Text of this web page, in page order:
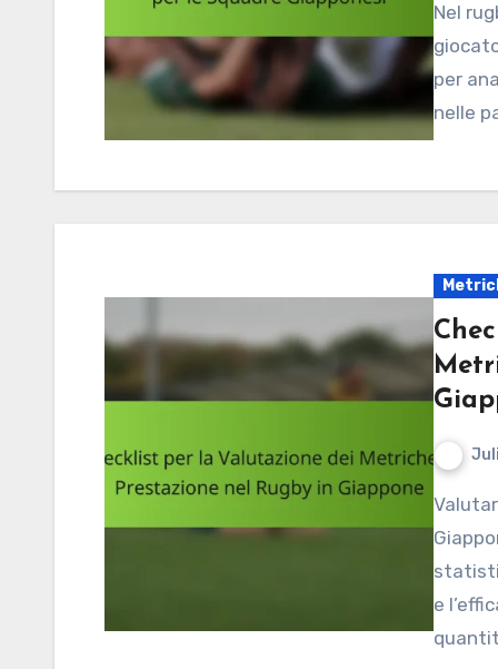
Nel rugby giapponese, comprendere le posizioni dei
per
nelle
Valutare le metriche di performance nel rugby in
e